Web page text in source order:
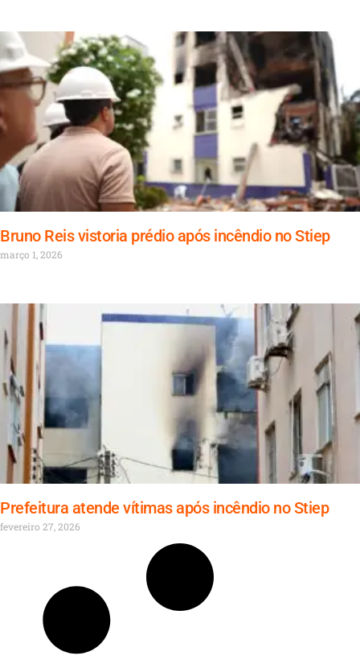
Bruno Reis vistoria prédio após incêndio no Stiep
março 1, 2026
Prefeitura atende vítimas após incêndio no Stiep
fevereiro 27, 2026